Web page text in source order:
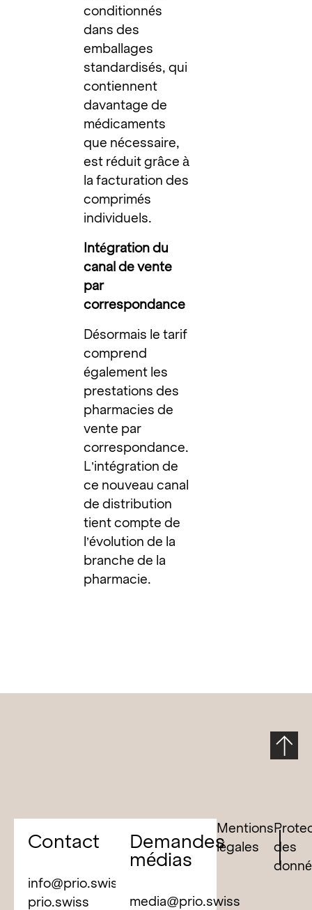
conditionnés
dans des
emballages
standardisés, qui
contiennent
davantage de
médicaments
que nécessaire,
est réduit grâce à
la facturation des
comprimés
individuels.
Intégration du
canal de vente
par
correspondance
Désormais le tarif
comprend
également les
prestations des
pharmacies de
vente par
correspondance.
L’intégration de
ce nouveau canal
de distribution
tient compte de
l’évolution de la
branche de la
pharmacie.
Contact
info@prio.swiss
prio.swiss
Demandes
médias
media@prio.swiss
Mentions
légales
des